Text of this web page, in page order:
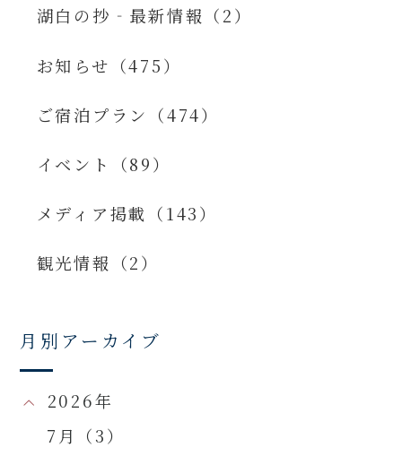
湖白の抄‐最新情報（2）
お知らせ（475）
ご宿泊プラン（474）
イベント（89）
メディア掲載（143）
観光情報（2）
月別アーカイブ
2026年
7月（3）